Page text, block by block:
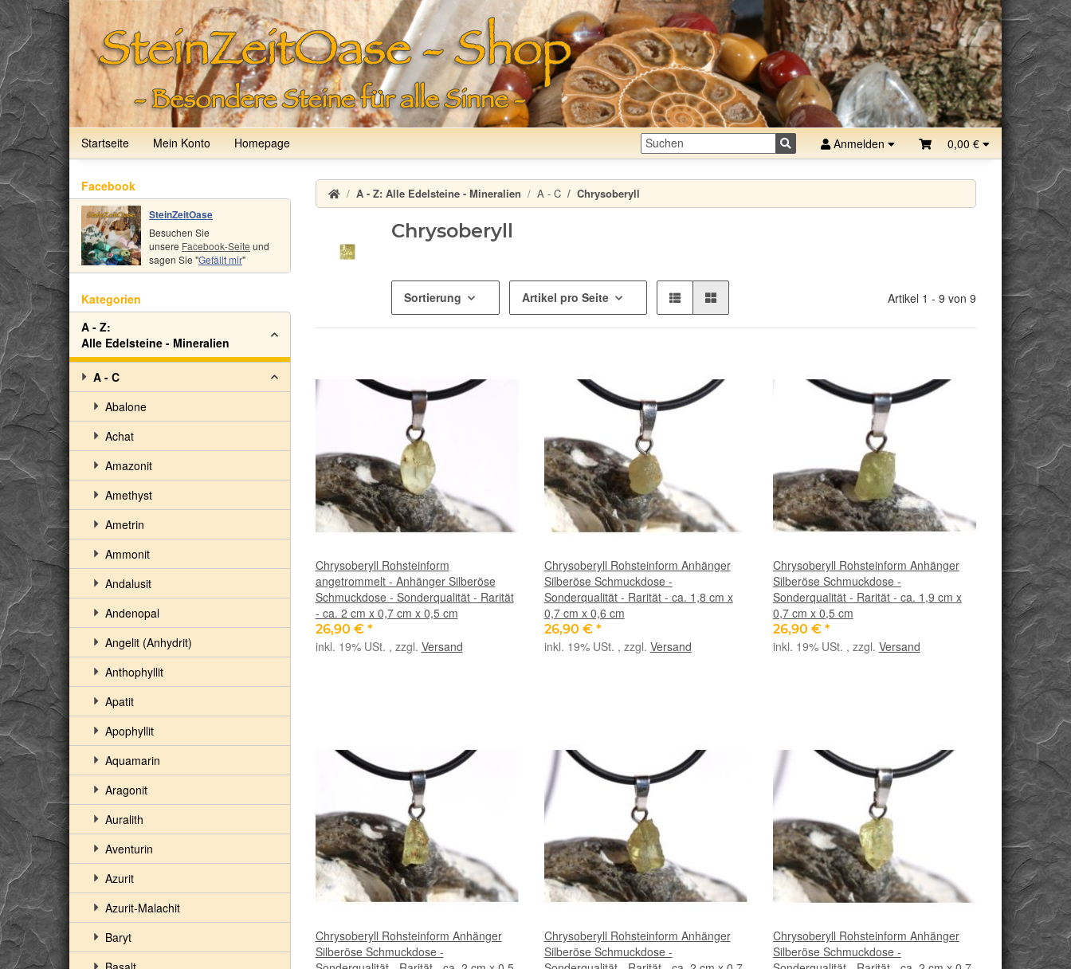
Startseite Mein Konto Homepage Anmelden 0,00 €
A - Z: Alle Edelsteine - Mineralien A - C Chrysoberyll
Chrysoberyll
Sortierung Artikel pro Seite Artikel 1 - 9 von 9
Chrysoberyll Rohsteinform
angetrommelt - Anhänger Silberöse
Schmuckdose - Sonderqualität - Rarität
- ca. 2 cm x 0,7 cm x 0,5 cm
26,90 € *
inkl. 19% USt. , zzgl. Versand
Chrysoberyll Rohsteinform Anhänger
Silberöse Schmuckdose -
Sonderqualität - Rarität - ca. 1,8 cm x
0,7 cm x 0,6 cm
26,90 € *
inkl. 19% USt. , zzgl. Versand
Chrysoberyll Rohsteinform Anhänger
Silberöse Schmuckdose -
Sonderqualität - Rarität - ca. 1,9 cm x
0,7 cm x 0,5 cm
26,90 € *
inkl. 19% USt. , zzgl. Versand
Chrysoberyll Rohsteinform Anhänger
Silberöse Schmuckdose -
Chrysoberyll Rohsteinform Anhänger
Silberöse Schmuckdose -
Chrysoberyll Rohsteinform Anhänger
Silberöse Schmuckdose -
Facebook
SteinZeitOase
Besuchen Sie
unsere Facebook-Seite und
sagen Sie "Gefällt mir"
Kategorien
A - Z:
Alle Edelsteine - Mineralien
A - C
Abalone
Achat
Amazonit
Amethyst
Ametrin
Ammonit
Andalusit
Andenopal
Angelit (Anhydrit)
Anthophyllit
Apatit
Apophyllit
Aquamarin
Aragonit
Auralith
Aventurin
Azurit
Azurit-Malachit
Baryt